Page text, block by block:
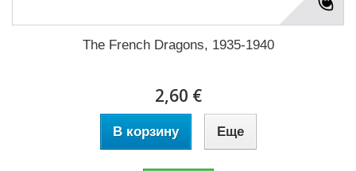
The French Dragons, 1935-1940
2,60 €
В корзину Еще